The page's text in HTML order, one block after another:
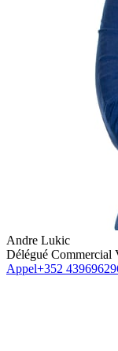
Andre Lukic
Délégué Commercial
Appel+352